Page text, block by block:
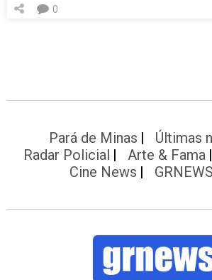
0
Pará de Minas
Últimas
Radar Policial
Arte & Fama
Cine News